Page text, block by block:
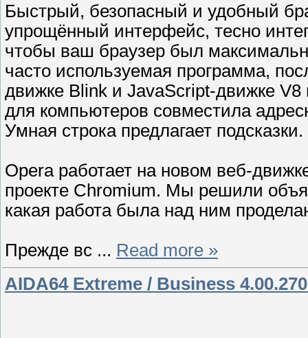
Быстрый, безопасный и удобный
упрощённый интерфейс, тесно
чтобы ваш браузер был
часто используемая программа,
движке Blink и JavaScript-движке
для компьютеров совместила
Умная строка предлагает подсказки.
Opera работает на новом веб-
проекте Chromium. Мы решили
какая работа была над ним
Прежде вс ... Read more »
AIDA64 Extreme / Business